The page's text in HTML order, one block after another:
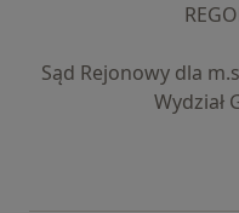
Sąd Rejonowy dla
Wydział